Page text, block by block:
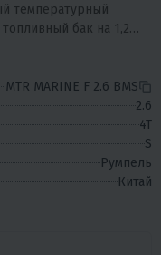
температурный
бак на 1,2
MTR MARINE F 2.6 BMS
2.6
4T
S
Румпель
Китай